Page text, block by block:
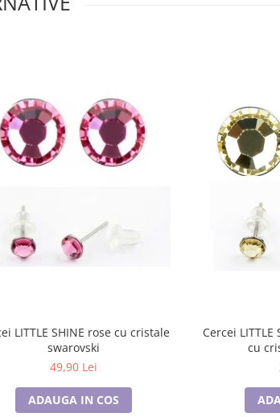
LITTLE SHINE rose cu cristale
swarovski
49,90 Lei
ADAUGA IN COS
Cercei
cu